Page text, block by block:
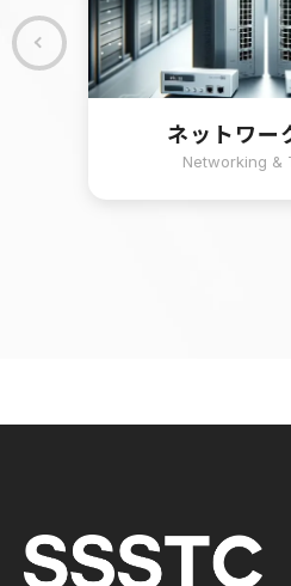
ネットワー
Networking &